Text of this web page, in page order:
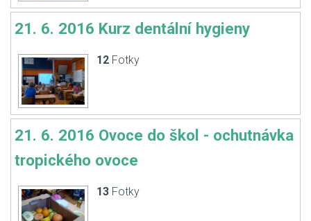
21. 6. 2016 Kurz dentální hygieny
12 Fotky
21. 6. 2016 Ovoce do škol - ochutnávka
tropického ovoce
13 Fotky